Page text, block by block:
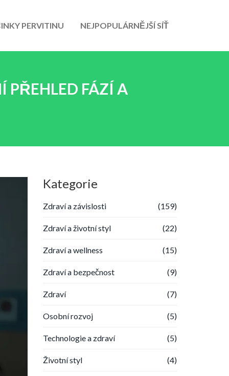
PERVITINU NEJPOPULÁRNĚJŠÍ SÍŤ
PŘEHLED FÁZÍ A
Kategorie
Zdraví a závislosti (159)
Zdraví a životní styl (22)
Zdraví a wellness (15)
Zdraví a bezpečnost (9)
Zdraví (7)
Osobní rozvoj (5)
Technologie a zdraví (5)
Životní styl (4)